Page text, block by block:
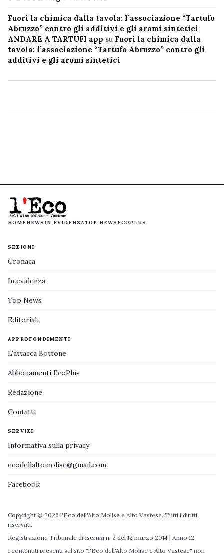
Fuori la chimica dalla tavola: l’associazione “Tartufo
Abruzzo” contro gli additivi e gli aromi sintetici
ANDARE A TARTUFI app su Fuori la chimica dalla
tavola: l’associazione “Tartufo Abruzzo” contro gli
additivi e gli aromi sintetici
HOMENEWS IN EVIDENZATOP NEWS ECOPLUS
SEZIONI
Cronaca
In evidenza
Top News
Editoriali
APPROFONDIMENTI
L'attacca Bottone
Abbonamenti EcoPlus
Redazione
Contatti
SERVIZI
Informativa sulla privacy
ecodellaltomolise@gmail.com
Facebook
Copyright © 2026 l'Eco dell'Alto Molise e Alto Vastese. Tutti i diritti
riservati.
Registrazione Tribunale di Isernia n. 2 del 12 marzo 2014 | Anno 12
I contenuti presenti sul sito "l'Eco dell'Alto Molise e Alto Vastese" non